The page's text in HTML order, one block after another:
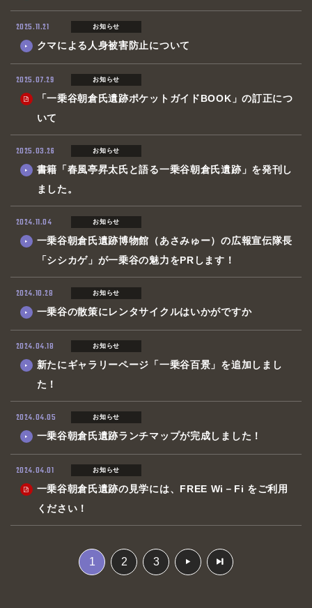
RESERVATION
INFORMATION
GALLERY
2025.11.21 お知らせ
クマによる人身被害防止について
2025.07.29 お知らせ
「一乗谷朝倉氏遺跡ポケットガイドBOOK」の訂正につ
いて
2025.03.26 お知らせ
書籍「春風亭昇太氏と語る一乗谷朝倉氏遺跡」を発刊し
ました。
2024.11.04 お知らせ
一乗谷朝倉氏遺跡博物館（あさみゅー）の広報宣伝隊長
「シシカゲ」が一乗谷の魅力をPRします！
2024.10.28 お知らせ
一乗谷の散策にレンタサイクルはいかがですか
2024.04.18 お知らせ
新たにギャラリーページ「一乗谷百景」を追加しまし
た！
2024.04.05 お知らせ
一乗谷朝倉氏遺跡ランチマップが完成しました！
2024.04.01 お知らせ
一乗谷朝倉氏遺跡の見学には、FREE Wi－Fi をご利用
ください！
1 2 3